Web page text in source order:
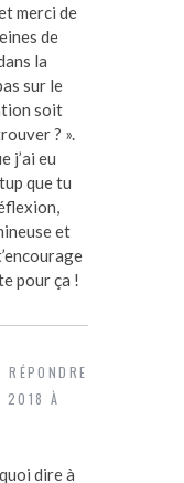
merci de
de
la
sur le
soit
? ».
j’ai eu
que tu
et
pour ça !
2018 À
dire à
RÉPONDRE